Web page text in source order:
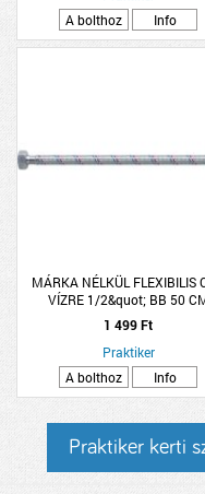
A bolthoz
Info
MÁRKA NÉLKÜL FLEXIBILIS
VÍZRE 1/2&quot; BB 50
1 499 Ft
Praktiker
A bolthoz
Info
Praktiker kerti